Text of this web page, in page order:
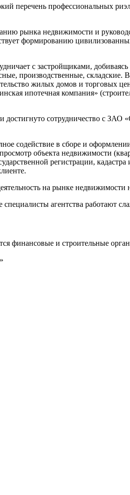
перечень профессиональных
рынка недвижимости и
формированию
с застройщиками,
производственные, складские.
жилых домов и торговых
ипотечная компания»
достигнуто сотрудничество с
содействие в сборе и
объекта недвижимости
регистрации,
на рынке
агентства работают
финансовые и строительные
»